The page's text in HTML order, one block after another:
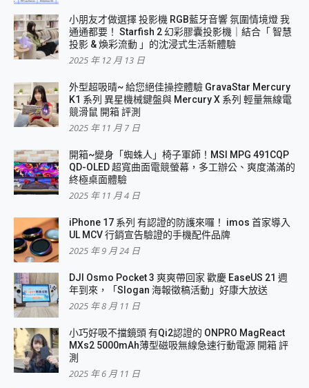
小朋友才做選擇 投影機 RGB藍牙音響 氛圍情境燈 我
通通都要！ Starfish 2 幻彩膠囊投影機｜結合「 智慧
投影 & 煥彩流動 」的沈浸式生活新體驗
2025 年 12 月 13 日
外型超吸晴~ 給您絕佳操控體驗 GravaStar Mercury
K1 系列 異星機械鍵盤與 Mercury X 系列 輕量無線電
競滑鼠 開箱 評測
2025 年 11 月 7 日
開箱~變身「蜘蛛人」椅子軍師！MSI MPG 491CQP
QD-OLED 超寬曲面電競螢幕，多工辦公、爽度滿滿的
終極桌面體驗
2025 年 11 月 4 日
iPhone 17 系列 有認證的防護來囉！ imos 首家導入
UL MCV 行銷宣告驗證的手機配件品牌
2025 年 9 月 24 日
DJI Osmo Pocket 3 爽爽帶回家 歡慶 EaseUS 21 週
年到來，「Slogan 海報徵稿活動」好康大放送
2025 年 8 月 11 日
小巧好吸不擋鏡頭 有Qi2認證的 ONPRO MagReact
MXs2 5000mAh薄型磁吸無線急速行動電源 開箱 評
測
2025 年 6 月 11 日